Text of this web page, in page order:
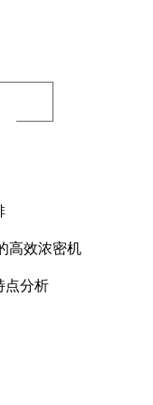
高效浓密机
点分析